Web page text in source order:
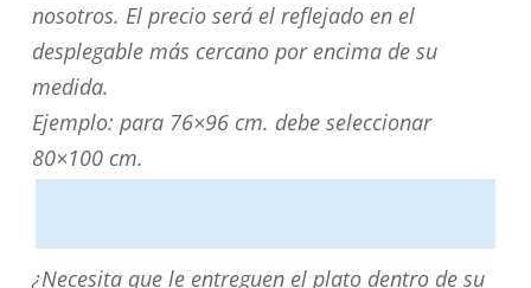
su
medida?
Puede
personalizarla
directamente
nosotros. El precio será el reflejado en el
desplegable más cercano por encima de su
medida.
Ejemplo: para 76×96 cm. debe seleccionar
80×100 cm.
¿Necesita
¿Necesita que le entreguen el plato dentro de su